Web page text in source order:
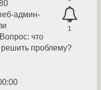
1
админ-
что
решить проблему?